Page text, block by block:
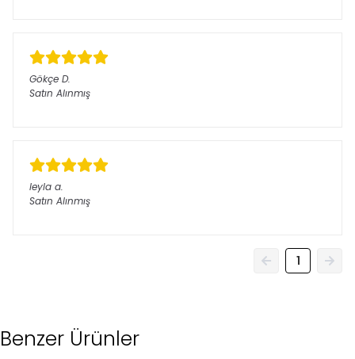
Gökçe D.
Satın Alınmış
leyla a.
Satın Alınmış
1
Benzer Ürünler